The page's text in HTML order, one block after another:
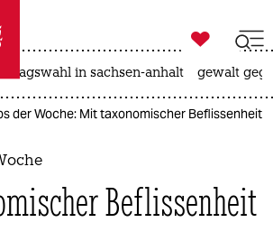
taz zahl ich
taz zahl ich

taz zahl ich
in sachsen-anhalt gewalt
der Woche: Mit taxonomischer Beflissenheit
Beflissenheit